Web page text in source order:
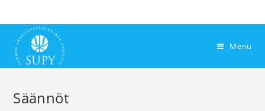
Menu
Säännöt